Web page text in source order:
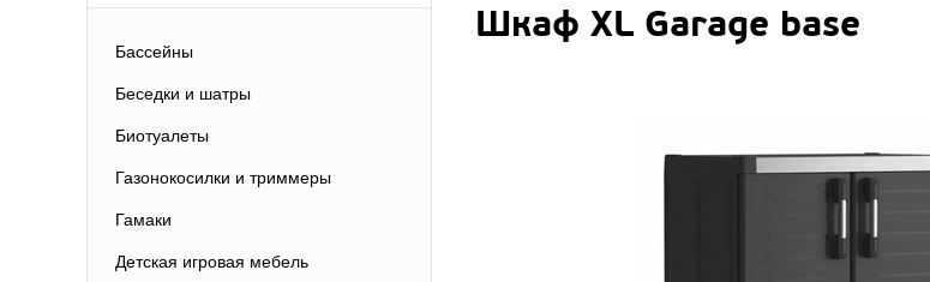
Бассейны
Беседки и шатры
Биотуалеты
Газонокосилки и триммеры
Гамаки
Детская игровая мебель
Шкаф XL Garage base